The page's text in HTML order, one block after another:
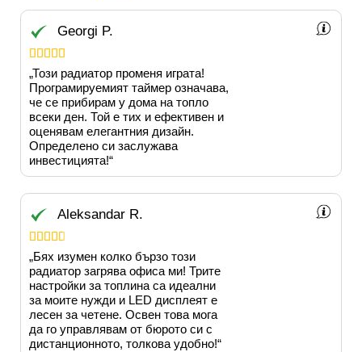
Georgi P.
    
„Този ​​радиатор променя играта!
Програмируемият таймер означава,
че се прибирам у дома на топло
всеки ден. Той е тих и ефективен и
оценявам елегантния дизайн.
Определено си заслужава
инвестицията!“
Aleksandar R.
    
„Бях изумен колко бързо този
радиатор загрява офиса ми! Трите
настройки за топлина са идеални
за моите нужди и LED дисплеят е
лесен за четене. Освен това мога
да го управлявам от бюрото си с
дистанционното, толкова удобно!“